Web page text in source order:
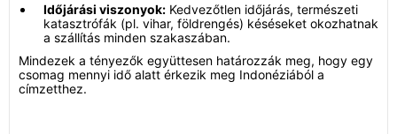
Időjárási viszonyok: Kedvezőtlen időjárás, természeti
katasztrófák (pl. vihar, földrengés) késéseket okozhatnak
a szállítás minden szakaszában.
Mindezek a tényezők együttesen határozzák meg, hogy egy
csomag mennyi idő alatt érkezik meg Indonéziából a
címzetthez.